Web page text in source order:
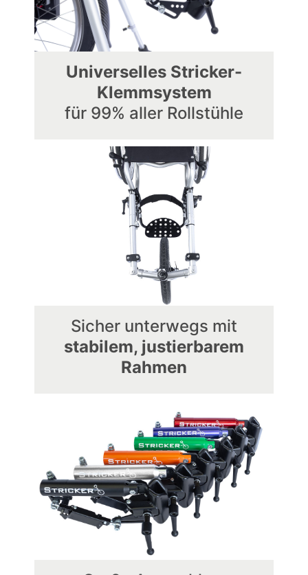
Universelles Stricker-
Klemmsystem
für 99% aller Rollstühle
Sicher unterwegs mit
stabilem, justierbarem
Rahmen